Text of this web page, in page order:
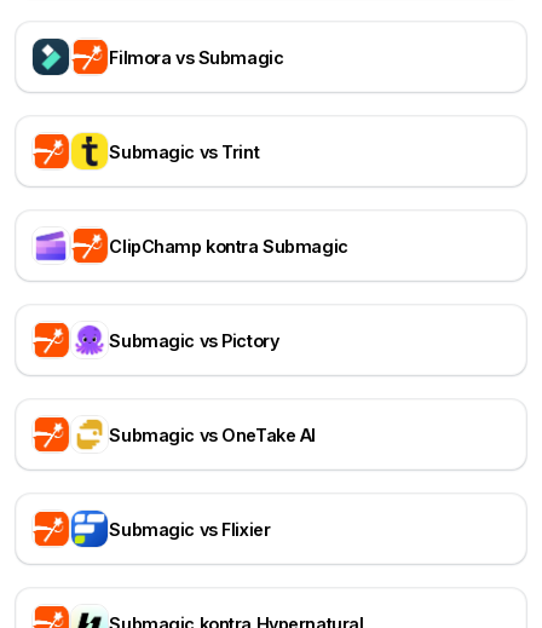
Filmora vs Submagic
Submagic vs Trint
ClipChamp kontra Submagic
Submagic vs Pictory
Submagic vs OneTake AI
Submagic vs Flixier
Submagic kontra Hypernatural